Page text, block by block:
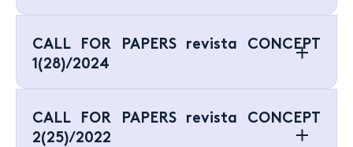
CALL FOR PAPERS revista CONCEPT
1(28)/2024
CALL FOR PAPERS revista CONCEPT
2(25)/2022